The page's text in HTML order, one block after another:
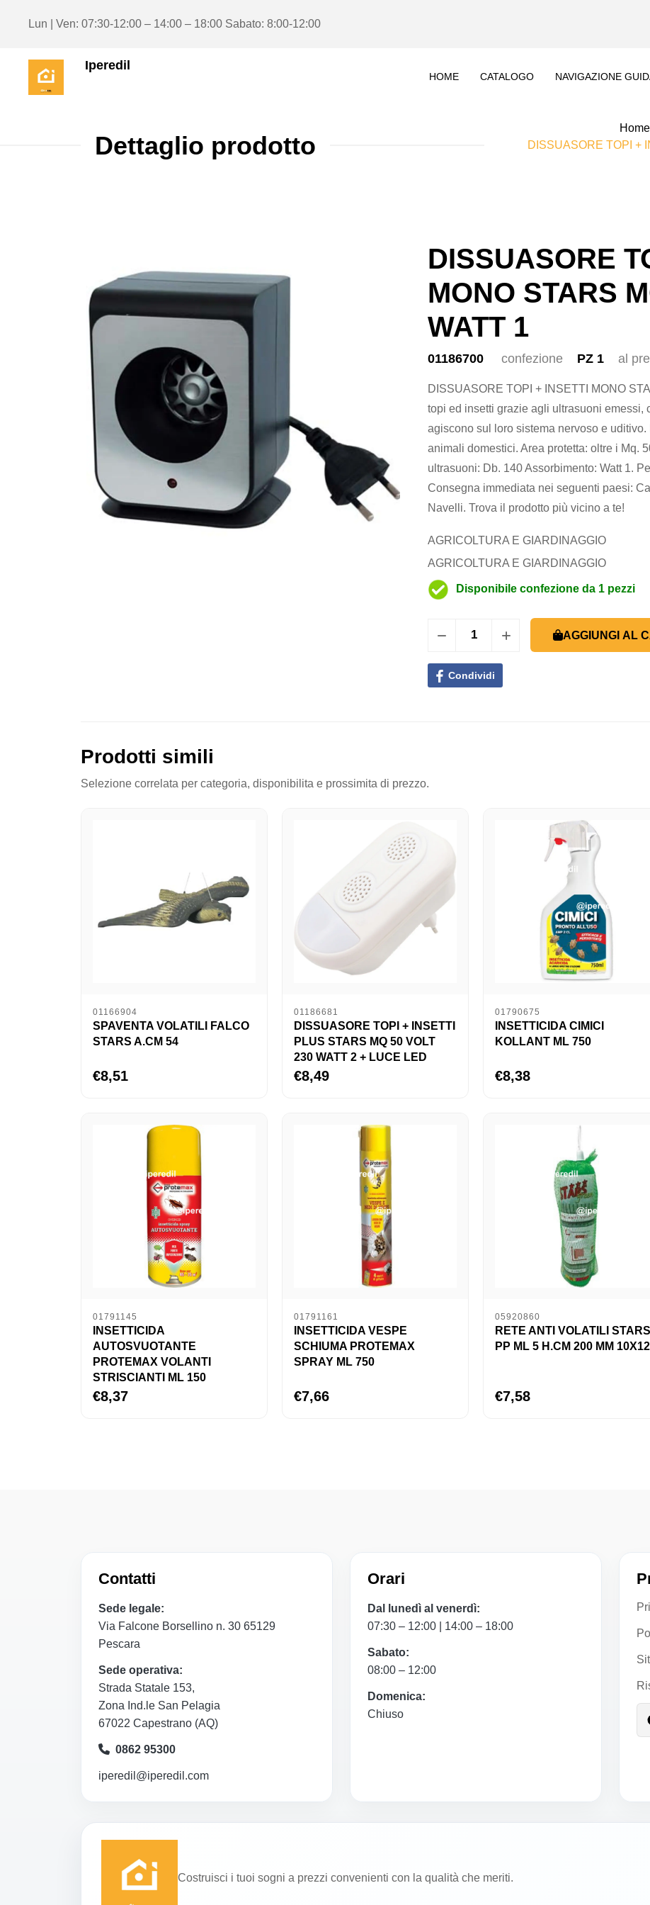
Lun | Ven: 07:30-12:00 – 14:00 – 18:00 Sabato: 8:00-12:00
Iperedil
HOME CATALOGO NAVIGAZIONE
Dettaglio prodotto
Home
DISSUASORE TOPI +
DISSUASORE
MONO STARS
WATT 1
01186700 confezione PZ 1 al
DISSUASORE TOPI + INSETTI MONO
topi ed insetti grazie agli ultrasuoni emessi,
agiscono sul loro sistema nervoso e
animali domestici. Area protetta: oltre i Mq.
ultrasuoni: Db. 140 Assorbimento: Watt 1.
Consegna immediata nei seguenti paesi:
Navelli. Trova il prodotto più vicino a te!
AGRICOLTURA E GIARDINAGGIO
AGRICOLTURA E GIARDINAGGIO
Disponibile confezione da 1 pezzi
AGGIUNGI AL
Condividi
Prodotti simili
Selezione correlata per categoria, disponibilita e prossimita di prezzo.
01166904
SPAVENTA VOLATILI FALCO
STARS A.CM 54
€8,51
01186681
DISSUASORE TOPI + INSETTI
PLUS STARS MQ 50 VOLT
230 WATT 2 + LUCE LED
€8,49
01790675
INSETTICIDA CIMICI
KOLLANT ML 750
€8,38
01791145
INSETTICIDA
AUTOSVUOTANTE
PROTEMAX VOLANTI
STRISCIANTI ML 150
€8,37
01791161
INSETTICIDA VESPE
SCHIUMA PROTEMAX
SPRAY ML 750
€7,66
05920860
RETE ANTI VOLATILI STARS
PP ML 5 H.CM 200 MM 10X12
€7,58
Contatti
Sede legale:
Via Falcone Borsellino n. 30 65129
Pescara
Sede operativa:
Strada Statale 153,
Zona Ind.le San Pelagia
67022 Capestrano (AQ)
0862 95300
iperedil@iperedil.com
Orari
Dal lunedì al venerdì:
07:30 – 12:00 | 14:00 – 18:00
Sabato:
08:00 – 12:00
Domenica:
Chiuso
Costruisci i tuoi sogni a prezzi convenienti con la qualità che meriti.